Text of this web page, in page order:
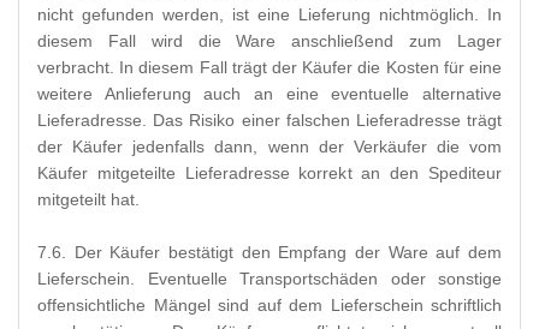
nicht gefunden werden, ist eine Lieferung nichtmöglich. In
diesem Fall wird die Ware anschließend zum Lager
verbracht. In diesem Fall trägt der Käufer die Kosten für eine
weitere Anlieferung auch an eine eventuelle alternative
Lieferadresse. Das Risiko einer falschen Lieferadresse trägt
der Käufer jedenfalls dann, wenn der Verkäufer die vom
Käufer mitgeteilte Lieferadresse korrekt an den Spediteur
mitgeteilt hat.
7.6. Der Käufer bestätigt den Empfang der Ware auf dem
Lieferschein. Eventuelle Transportschäden oder sonstige
offensichtliche Mängel sind auf dem Lieferschein schriftlich